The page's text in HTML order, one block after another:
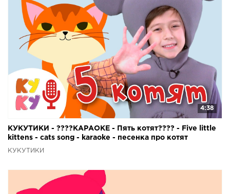
4:38
КУКУТИКИ - ????КАРАОКЕ - Пять котят???? - Five little
kittens - cats song - karaoke - песенка про котят
КУКУТИКИ